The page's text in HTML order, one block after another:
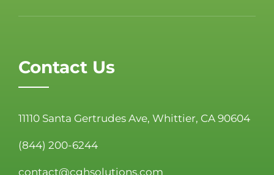
Contact Us
11110 Santa Gertrudes Ave, Whittier, CA 90604
(844) 200-6244
contact@cghsolutions.com